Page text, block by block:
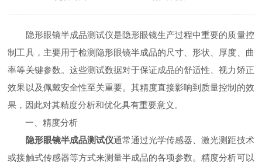
隐形眼镜半成品测试仪是隐形眼镜生产过程中重要的质量控
制工具，主要用于检测隐形眼镜半成品的尺寸、形状、厚度、曲
率等关键参数。这些测试数据对于保证成品的舒适性、视力矫正
效果以及佩戴安全性至关重要。其精度直接影响到质量控制的效
果，因此对其精度分析和优化具有重要意义。
一、精度分析
隐形眼镜半成品测试仪通常通过光学传感器、激光测距技术
或接触式传感器等方式来测量半成品的各项参数。精度分析可以